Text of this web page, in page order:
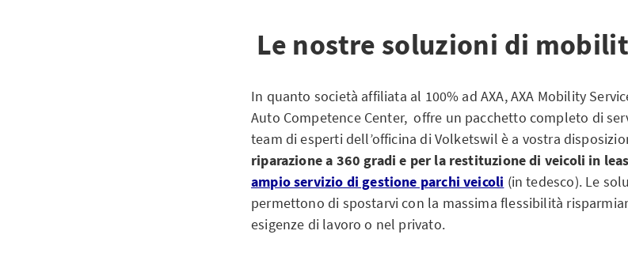
Le nostre soluzioni di
In quanto società affiliata al 100% ad AXA, AXA Mobility
Auto Competence Center, offre un pacchetto completo di
team di esperti dell’officina di Volketswil è a vostra
riparazione a 360 gradi e per la restituzione di veicoli in
ampio servizio di gestione parchi veicoli (in tedesco). Le
permettono di spostarvi con la massima flessibilità
esigenze di lavoro o nel privato.